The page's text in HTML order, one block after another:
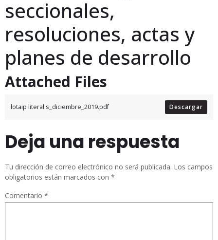
seccionales,
resoluciones, actas y
planes de desarrollo
Attached Files
lotaip literal s_diciembre_2019.pdf Descargar
Deja una respuesta
Tu dirección de correo electrónico no será publicada. Los campos
obligatorios están marcados con *
Comentario *